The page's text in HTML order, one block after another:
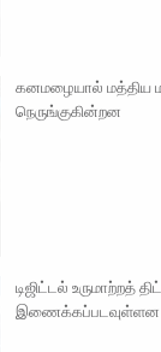
கனமழையால் மத்திய
நெருங்குகின்றன
டிஜிட்டல்
இணைக்கப்படவுள்ளன